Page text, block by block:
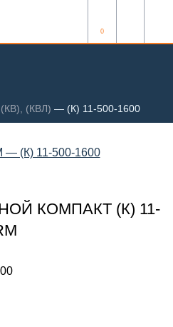
0
(КВЛ) — (К) 11-500-1600
КОМПАКТ (К) 11-